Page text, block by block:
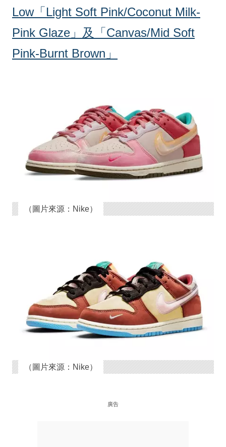
Low「Light Soft Pink/Coconut Milk-
Pink Glaze」及「Canvas/Mid Soft
Pink-Burnt Brown」
（圖片來源：Nike）
（圖片來源：Nike）
廣告